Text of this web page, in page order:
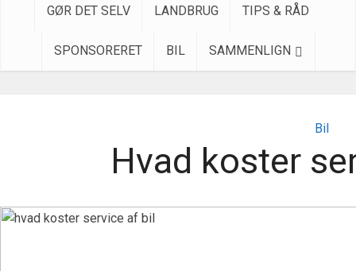
GØR DET SELV LANDBRUG TIPS & RÅD
SPONSORERET BIL SAMMENLIGN
Bil
Hvad koster